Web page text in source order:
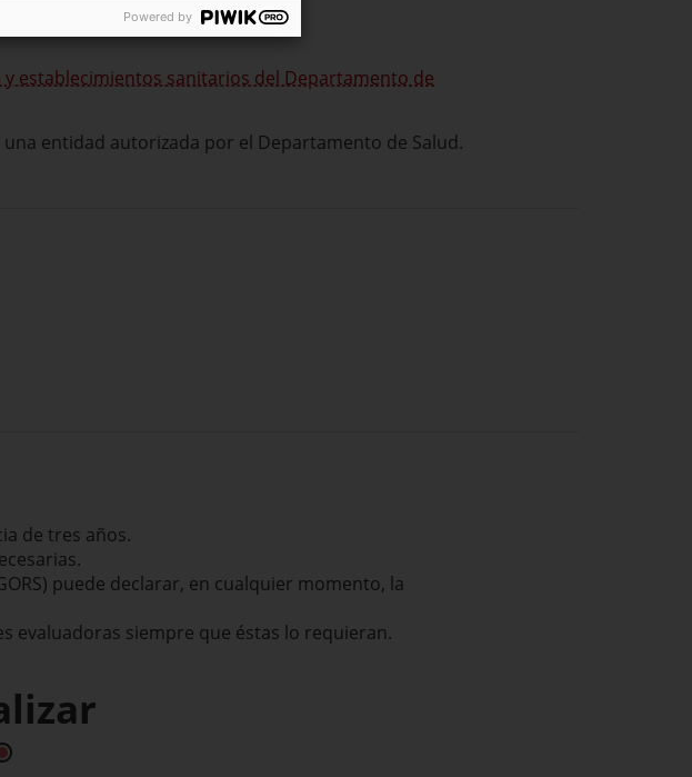
establecimientos sanitarios del Departamento de
entidad autorizada por el Departamento de Salud.
de tres años.
puede declarar, en cualquier momento, la
evaluadoras siempre que éstas lo requieran.
Powered by